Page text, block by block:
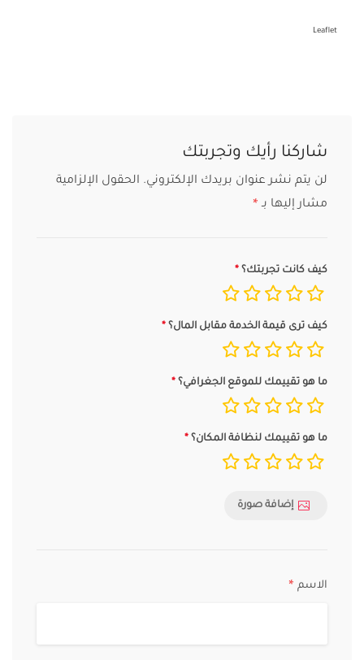
Leaflet
شاركنا رأيك وتجربتك
لن يتم نشر عنوان بريدك الإلكتروني. الحقول الإلزامية
مشار إليها بـ *
كيف كانت تجربتك؟
كيف ترى قيمة الخدمة مقابل المال؟
ما هو تقييمك للموقع الجغرافي؟
ما هو تقييمك لنظافة المكان؟
إضافة صورة
الاسم *